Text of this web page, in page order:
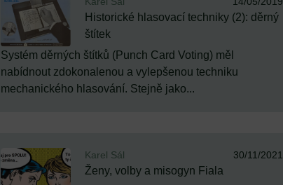
Historické hlasovací techniky (2): děrný
štítek
Systém děrných štítků (Punch Card Voting) měl
nabídnout zdokonalenou a vylepšenou techniku
mechanického hlasování. Stejně jako...
Karel Sál 30/11/2021
Ženy, volby a misogyn Fiala